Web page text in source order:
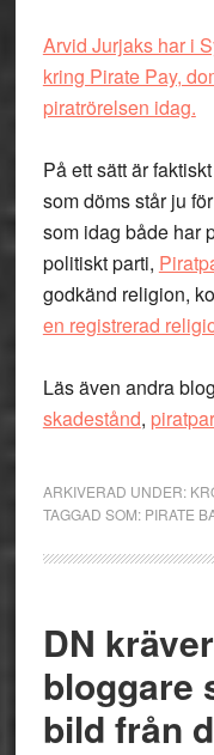
Arvid Jurjaks har i
kring Pirate Pay,
piratrörelsen idag.
På ett sätt är
som döms står ju
som idag både har
politiskt parti,
godkänd religion,
en registrerad
Läs även andra
skadestånd,
ARKIVERAD UNDER:
TAGGAD SOM: PIRATE
DN
bloggare
bild från